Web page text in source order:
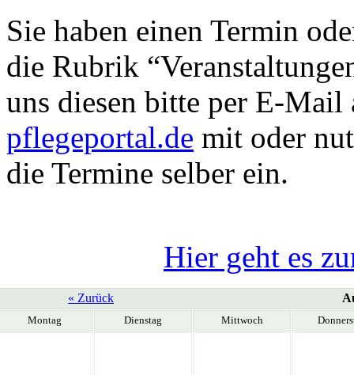
Sie haben einen Termin
die Rubrik
uns diesen bitte per E-
pflegeportal.de mit oder
die Termine selber ein.
Hier geht es
« Zurück
Montag Dienstag Mittwoch